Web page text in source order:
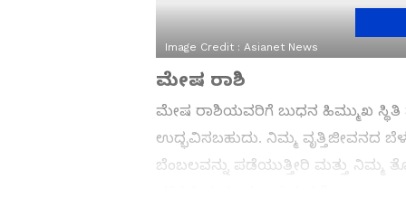
Image Credit : Asianet News
ಮೇಷ ರಾಶಿ
ಮೇಷ ರಾಶಿಯವರಿಗೆ ಬುಧನ ಹಿಮ್ಮುಖ ಸ್ಥಿತಿ
ಉದ್ಭವಿಸಬಹುದು. ನಿಮ್ಮ ವೃತ್ತಿಜೀವನದ
ಬೆಂಬಲವನ್ನು ಪಡೆಯುತ್ತೀರಿ ಮತ್ತು ನಿಮ್ಮ